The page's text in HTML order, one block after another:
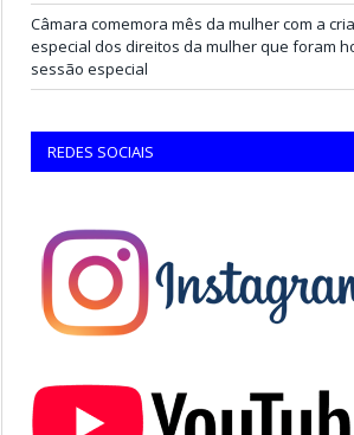
Câmara comemora mês da mulher com a
especial dos direitos da mulher que foram
sessão especial
REDES SOCIAIS